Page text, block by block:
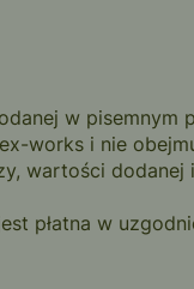
w
works i nie
wartości
płatna w